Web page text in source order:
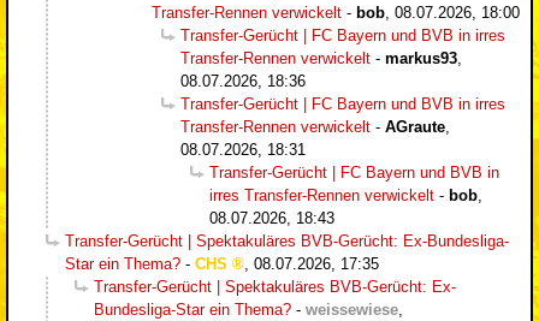
Transfer-Rennen verwickelt - bob 08.07.2026, 18:00
Transfer-Gerücht | FC Bayern und BVB in irres
Transfer-Rennen verwickelt - markus93
08.07.2026, 18:36
Transfer-Gerücht | FC Bayern und BVB in irres
Transfer-Rennen verwickelt - AGraute
08.07.2026, 18:31
Transfer-Gerücht | FC Bayern und BVB in
irres Transfer-Rennen verwickelt - bob
08.07.2026, 18:43
Transfer-Gerücht | Spektakuläres BVB-Gerücht: Ex-Bundesliga-
Star ein Thema? - CHS
08.07.2026, 17:35
Transfer-Gerücht | Spektakuläres BVB-Gerücht: Ex-
Bundesliga-Star ein Thema? - weissewiese